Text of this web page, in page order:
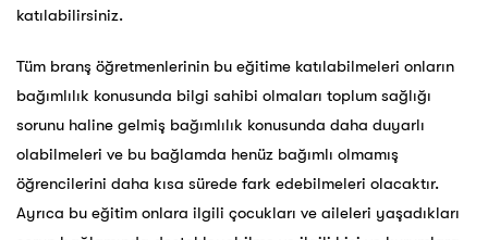
katılabilirsiniz.
Tüm branş öğretmenlerinin bu eğitime katılabilmeleri onların
bağımlılık konusunda bilgi sahibi olmaları toplum sağlığı
sorunu haline gelmiş bağımlılık konusunda daha duyarlı
olabilmeleri ve bu bağlamda henüz bağımlı olmamış
öğrencilerini daha kısa sürede fark edebilmeleri olacaktır.
Ayrıca bu eğitim onlara ilgili çocukları ve aileleri yaşadıkları